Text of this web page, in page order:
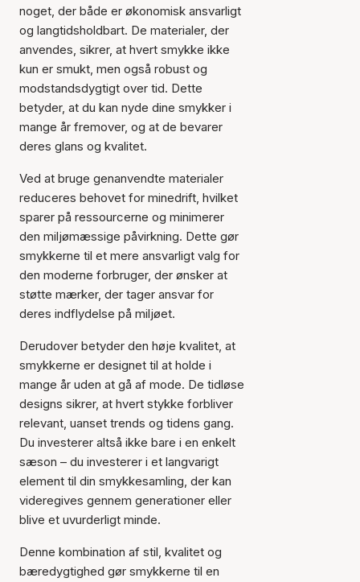
noget, der både er økonomisk ansvarligt
og langtidsholdbart. De materialer, der
anvendes, sikrer, at hvert smykke ikke
kun er smukt, men også robust og
modstandsdygtigt over tid. Dette
betyder, at du kan nyde dine smykker i
mange år fremover, og at de bevarer
deres glans og kvalitet.
Ved at bruge genanvendte materialer
reduceres behovet for minedrift, hvilket
sparer på ressourcerne og minimerer
den miljømæssige påvirkning. Dette gør
smykkerne til et mere ansvarligt valg for
den moderne forbruger, der ønsker at
støtte mærker, der tager ansvar for
deres indflydelse på miljøet.
Derudover betyder den høje kvalitet, at
smykkerne er designet til at holde i
mange år uden at gå af mode. De tidløse
designs sikrer, at hvert stykke forbliver
relevant, uanset trends og tidens gang.
Du investerer altså ikke bare i en enkelt
sæson – du investerer i et langvarigt
element til din smykkesamling, der kan
videregives gennem generationer eller
blive et uvurderligt minde.
Denne kombination af stil, kvalitet og
bæredygtighed gør smykkerne til en